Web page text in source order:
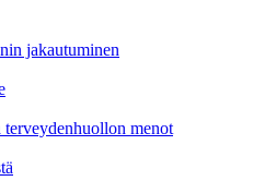
jakautuminen
terveyden­huollon menot